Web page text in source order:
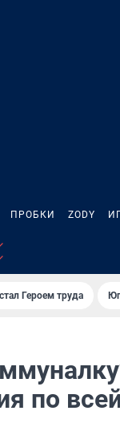
ПРОБКИ ZODY
Героем труда
по